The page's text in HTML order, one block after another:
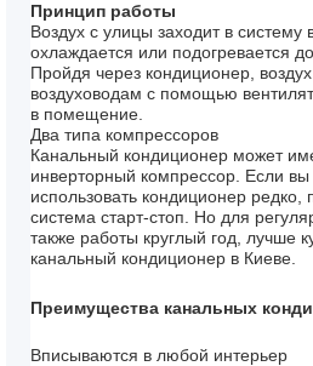
Принцип работы
Воздух с улицы заходит в систему
охлаждается или подогревается
Пройдя через кондиционер,
воздуховодам с помощью
в помещение.
Два типа компрессоров
Канальный кондиционер может
инверторный компрессор. Если вы
использовать кондиционер редко,
система старт-стоп. Но для
также работы круглый год, лучше
канальный кондиционер в Киеве.
Преимущества канальных
Вписываются в любой интерьер